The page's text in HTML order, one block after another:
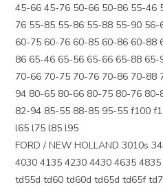
45-66 45-76 50-66 50-86 55-46
76 55-85 55-86 55-88 55-90
60-75 60-76 60-85 60-86 60-88
86 65-46 65-56 65-66 65-88
70-66 70-75 70-76 70-86 70-88
94 80-65 80-66 80-75 80-76
82-94 85-55 88-85 95-55 f100
l65 l75 l85 l95
FORD / NEW HOLLAND 3010s
4030 4135 4230 4430 4635
td55d td60 td60d td65d td65f